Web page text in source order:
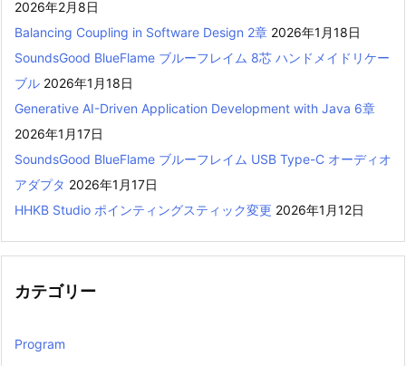
2026年2月8日
Balancing Coupling in Software Design 2章 2026年1月18日
SoundsGood BlueFlame ブルーフレイム 8芯 ハンドメイドリケー
ブル 2026年1月18日
Generative AI-Driven Application Development with Java 6章
2026年1月17日
SoundsGood BlueFlame ブルーフレイム USB Type-C オーディオ
アダプタ 2026年1月17日
HHKB Studio ポインティングスティック変更 2026年1月12日
カテゴリー
Program